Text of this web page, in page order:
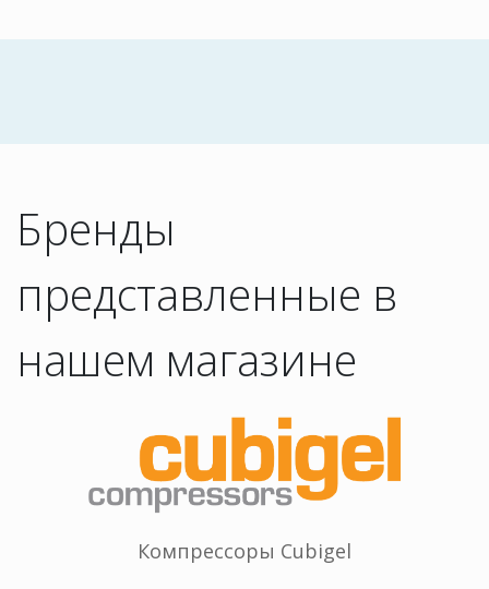
Бренды
представленные в
нашем магазине
Компрессоры Сubigel